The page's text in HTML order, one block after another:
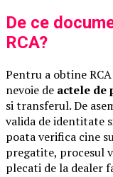
De ce
RCA?
Pentru a obtine
nevoie de actele de
si transferul. De
valida de identitate
poata verifica cine
pregatite, procesul
plecati de la dealer